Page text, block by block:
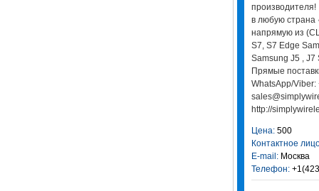
производителя!
в любую страна
напрямую из
S7, S7 Edge
Samsung J5 , J7
Прямые
WhatsApp/
http://
Цена:500
Контактное
E-mail:Москва
Телефон: